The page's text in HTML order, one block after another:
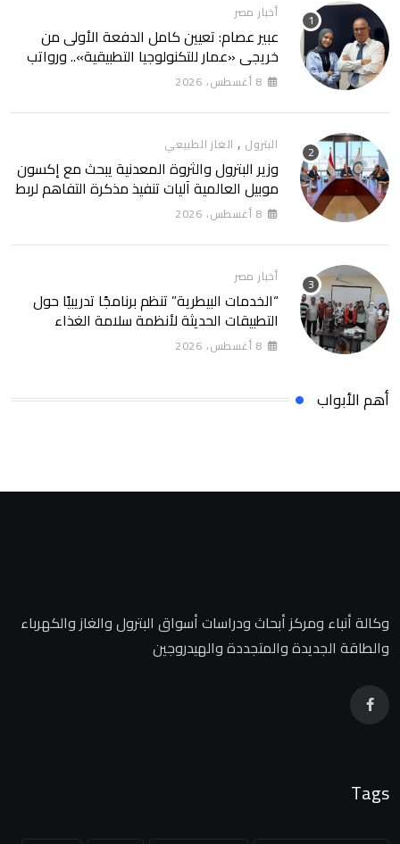
أخبار مصر
عبير عصام: تعيين كامل الدفعة الأولى من
خريجي «عمار للتكنولوجيا التطبيقية».. ورواتب
تصل إلى 13 ألف جنيه
8 أغسطس، 2026
البترول , الغاز الطبيعي
وزير البترول والثروة المعدنية يبحث مع إكسون
موبيل العالمية آليات تنفيذ مذكرة التفاهم لربط
اكتشافات الشركة في قبرص بالبنية التحتية
المصرية
8 أغسطس، 2026
أخبار مصر
“الخدمات البيطرية” تنظم برنامجًا تدريبيًا حول
التطبيقات الحديثة لأنظمة سلامة الغذاء
8 أغسطس، 2026
أهم الأبواب
وكالة أنباء ومركز أبحاث ودراسات أسواق البترول والغاز والكهرباء
والطاقة الجديدة والمتجددة والهيدروجين
Tags